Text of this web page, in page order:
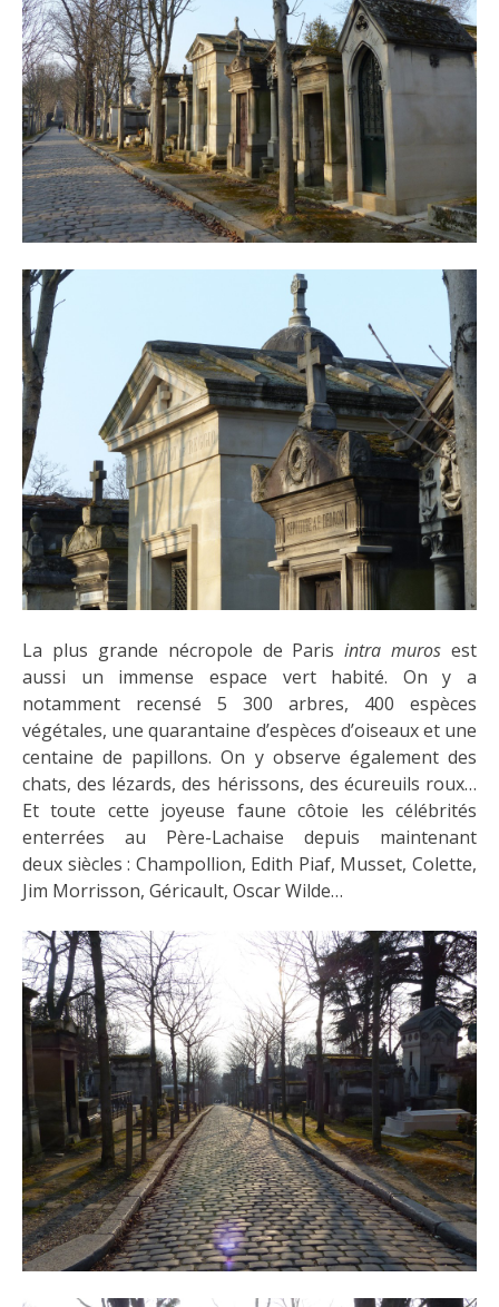
La plus grande nécropole de Parisintra muros est
aussi un immense espace vert habité. On y a
notamment recensé 5 300 arbres, 400 espèces
végétales, une quarantaine d’espèces d’oiseaux et une
centaine de papillons. On y observe également des
chats, des lézards, des hérissons, des écureuils roux…
Et toute cette joyeuse faune côtoie les célébrités
enterrées au Père-Lachaise depuis maintenant
deux siècles : Champollion, Edith Piaf, Musset, Colette,
Jim Morrisson, Géricault, Oscar Wilde…